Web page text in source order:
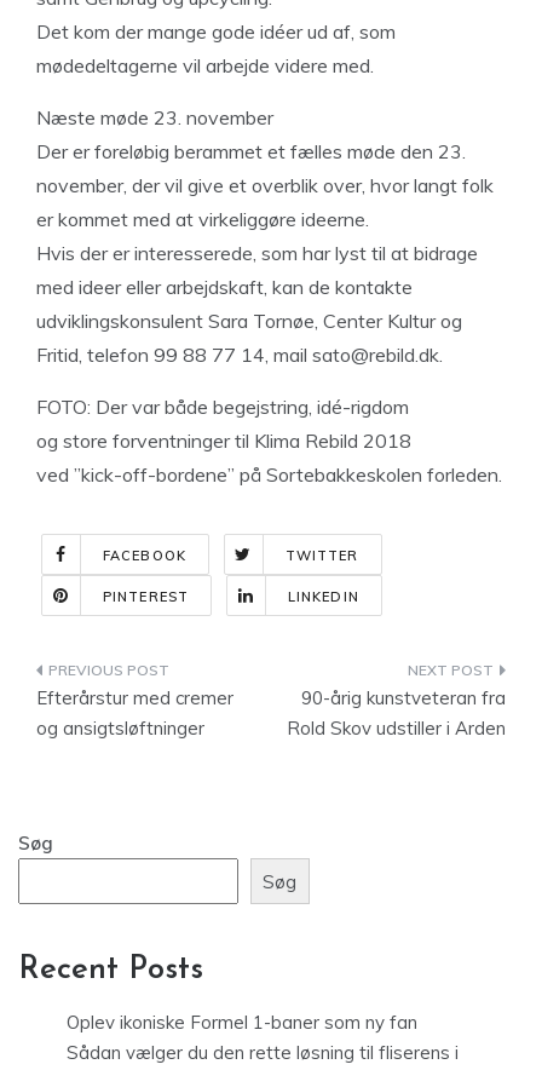
Det kom der mange gode idéer ud af, som
mødedeltagerne vil arbejde videre med.
Næste møde 23. november
Der er foreløbig berammet et fælles møde den 23.
november, der vil give et overblik over, hvor langt folk
er kommet med at virkeliggøre ideerne.
Hvis der er interesserede, som har lyst til at bidrage
med ideer eller arbejdskaft, kan de kontakte
udviklingskonsulent Sara Tornøe, Center Kultur og
Fritid, telefon 99 88 77 14, mail sato@rebild.dk.
FOTO: Der var både begejstring, idé-rigdom
og store forventninger til Klima Rebild 2018
ved ”kick-off-bordene” på Sortebakkeskolen forleden.
FACEBOOK TWITTER
PINTEREST LINKEDIN
Indlægsnavigation
Efterårstur med cremer
og ansigtsløftninger
90-årig kunstveteran fra
Rold Skov udstiller i Arden
Søg
Søg
Recent Posts
Oplev ikoniske Formel 1-baner som ny fan
Sådan vælger du den rette løsning til fliserens i